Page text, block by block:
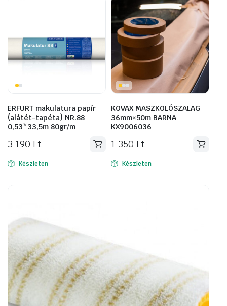
ERFURT makulatura papír
(alátét-tapéta) NR.88
0,53*33,5m 80gr/m
3 190 Ft
Készleten
KOVAX MASZKOLÓSZALAG
36mm×50m BARNA
KX9006036
1 350 Ft
Készleten